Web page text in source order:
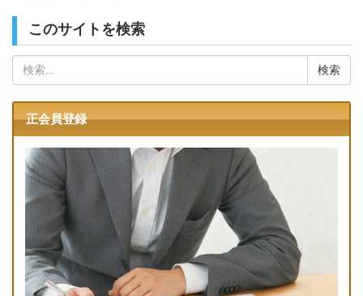
このサイトを検索
索:
正会員登録